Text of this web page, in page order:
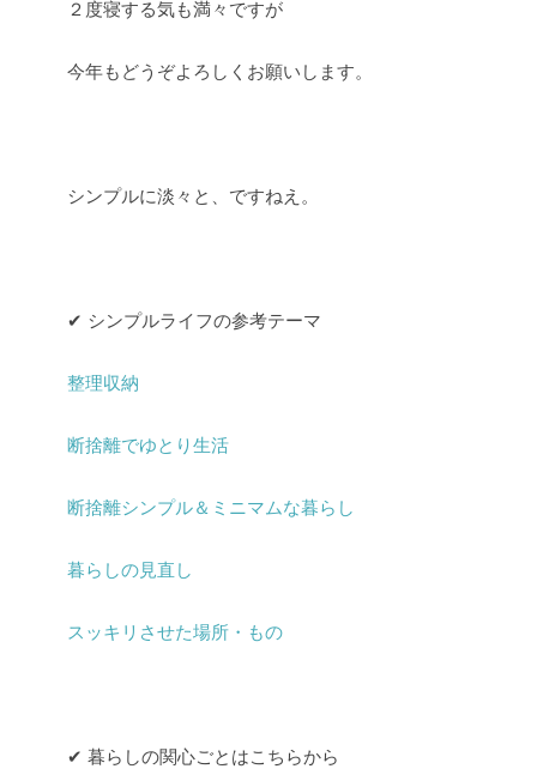
２度寝する気も満々ですが
今年もどうぞよろしくお願いします。
シンプルに淡々と、ですねえ。
✔︎ シンプルライフの参考テーマ
整理収納
断捨離でゆとり生活
断捨離シンプル＆ミニマムな暮らし
暮らしの見直し
スッキリさせた場所・もの
✔︎ 暮らしの関心ごとはこちらから